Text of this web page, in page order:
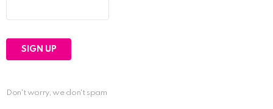
Don't worry, we don't spam